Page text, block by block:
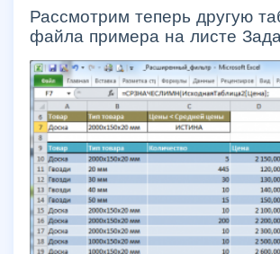
Рассмотрим теперь другую
файла примера на листе